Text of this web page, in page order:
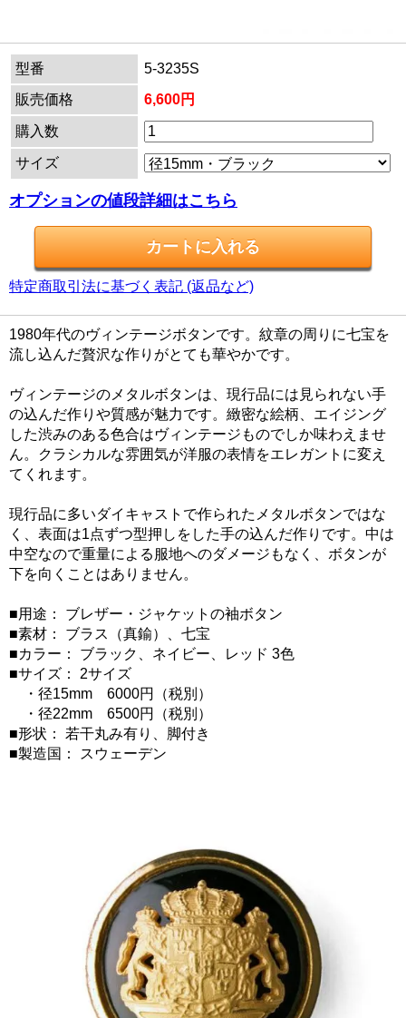
型番
5-3235S
販売価格
6,600円
購入数
サイズ
オプションの値段詳細はこちら
特定商取引法に基づく表記 (返品など)
1980年代のヴィンテージボタンです。紋章の周りに七宝を
流し込んだ贅沢な作りがとても華やかです。
ヴィンテージのメタルボタンは、現行品には見られない手
の込んだ作りや質感が魅力です。緻密な絵柄、エイジング
した渋みのある色合はヴィンテージものでしか味わえませ
ん。クラシカルな雰囲気が洋服の表情をエレガントに変え
てくれます。
現行品に多いダイキャストで作られたメタルボタンではな
く、表面は1点ずつ型押しをした手の込んだ作りです。中は
中空なので重量による服地へのダメージもなく、ボタンが
下を向くことはありません。
■用途： ブレザー・ジャケットの袖ボタン
■素材： ブラス（真鍮）、七宝
■カラー： ブラック、ネイビー、レッド 3色
■サイズ： 2サイズ
・径15mm 6000円（税別）
・径22mm 6500円（税別）
■形状： 若干丸み有り、脚付き
■製造国： スウェーデン